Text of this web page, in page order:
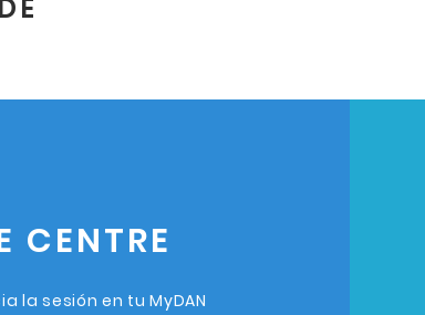
CENTRE
la sesión en tu MyDAN